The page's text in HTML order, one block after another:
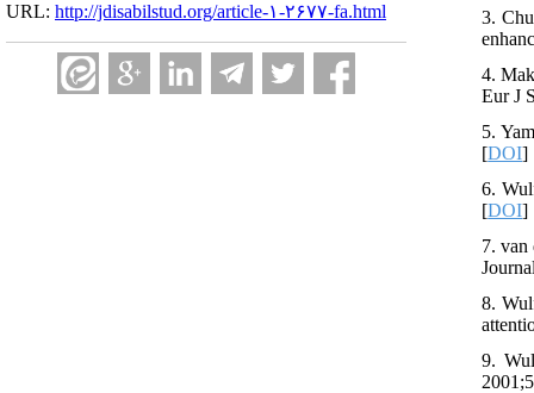
URL: http://jdisabilstud.org/article-۱-۲۶۷۷-fa.html
3.
4.
Eur J
5.
[DOI]
6.
[DOI]
7. van
8.
9.